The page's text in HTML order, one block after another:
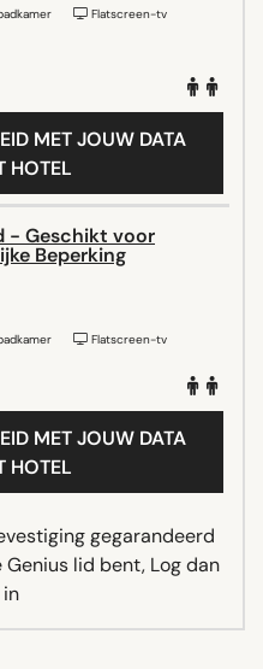
Flatscreen-tv
MET JOUW DATA
HOTEL
- Geschikt voor
Beperking
Flatscreen-tv
MET JOUW DATA
HOTEL
gegarandeerd
Genius lid bent, Log dan